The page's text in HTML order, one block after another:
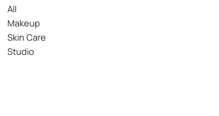
All
Makeup
Skin Care
Studio